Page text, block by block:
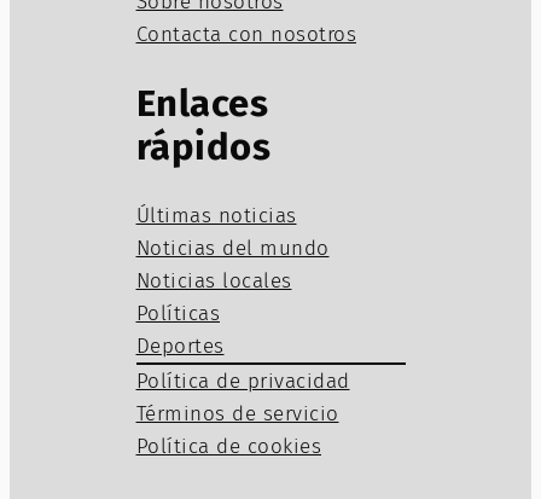
Contacta con nosotros
Enlaces
rápidos
Últimas noticias
Noticias del mundo
Noticias locales
Políticas
Deportes
Política de privacidad
Términos de servicio
Política de cookies